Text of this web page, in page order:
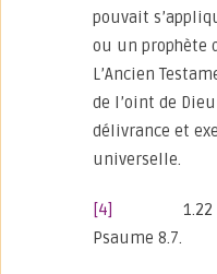
pouvait
ou un prophète
L’Ancien
de l’oint de
délivrance et
universelle.
[4]
1.22 Il
Psaume 8.7.